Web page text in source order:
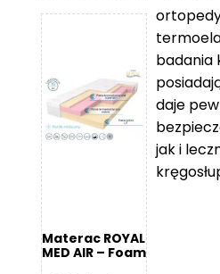
od
5
279 zł
od
1
2
Materac ROYAL
MED AIR – Foam
badania
daje
jak i